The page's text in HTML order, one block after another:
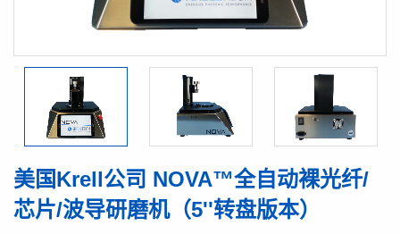
美国Krell公司 NOVA™全自动裸光纤/
芯片/波导研磨机（5''转盘版本）